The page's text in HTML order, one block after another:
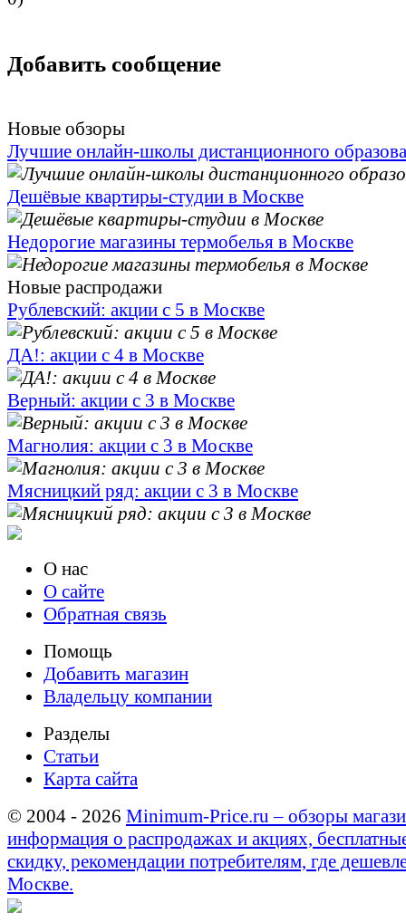
Добавить сообщение
Новые обзоры
Лучшие онлайн-школы дистанционного
Дешёвые квартиры-студии в Москве
Недорогие магазины термобелья в Москве
Новые распродажи
Рублевский: акции с 5 в Москве
ДА!: акции с 4 в Москве
Верный: акции с 3 в Москве
Магнолия: акции с 3 в Москве
Мясницкий ряд: акции с 3 в Москве
О нас
О сайте
Обратная связь
Помощь
Добавить магазин
Владельцу компании
Разделы
Статьи
Карта сайта
© 2004 - 2026 Minimum-Price.ru – обзоры
информация о распродажах и акциях,
скидку, рекомендации потребителям, где
Москве.